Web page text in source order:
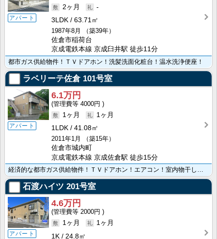
アパート
2ヶ月
-
3LDK
63.71㎡
1987年8月
（築39年）
佐倉市稲荷台
京成電鉄本線 京成臼井駅 徒歩11分
都市ガス供給物件！ＴＶドアホン！洗髪洗面化粧台！温水洗浄便座！
ラベリーテ佐倉101号室
アパート
6.1万円
4000円
1ヶ月
1ヶ月
1LDK
41.08㎡
2011年1月
（築15年）
佐倉市城内町
京成電鉄本線 京成佐倉駅 徒歩15分
経済的な都市ガス供給物件！ＴＶドアホン！エアコン！室内物干し！洗髪洗面化粧台！ＣＡＴＶ！2口コンログ･･･
石渡ハイツ 201号室
アパート
4.6万円
2000円
1ヶ月
1ヶ月
1K
24.8㎡